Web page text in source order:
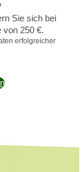
Sie sich bei
von 250 €.
erfolgreicher